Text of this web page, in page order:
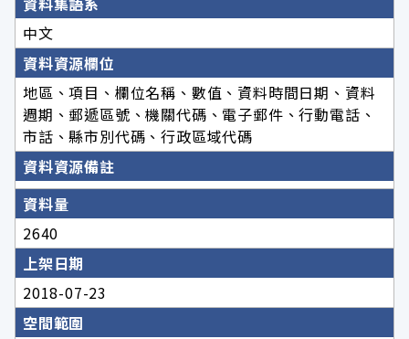
中文
資料資源欄位
地區、項目、欄位名稱、數值、資料時間日期、資料
週期、郵遞區號、機關代碼、電子郵件、行動電話、
市話、縣市別代碼、行政區域代碼
資料資源備註
資料量
2640
上架日期
2018-07-23
空間範圍